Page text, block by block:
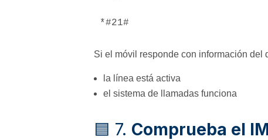
Si el móvil responde con información del
la línea está activa
el sistema de llamadas funciona
🟦 7. Comprueba el